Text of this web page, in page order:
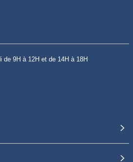
de 9H à 12H et de 14H à 18H